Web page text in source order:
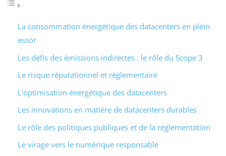
La consommation énergétique des datacenters en plein
essor
Les défis des émissions indirectes : le rôle du Scope 3
Le risque réputationnel et réglementaire
L’optimisation énergétique des datacenters
Les innovations en matière de datacenters durables
Le rôle des politiques publiques et de la réglementation
Le virage vers le numérique responsable